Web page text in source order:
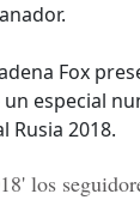
Fox
especial
Rusia 2018.
los